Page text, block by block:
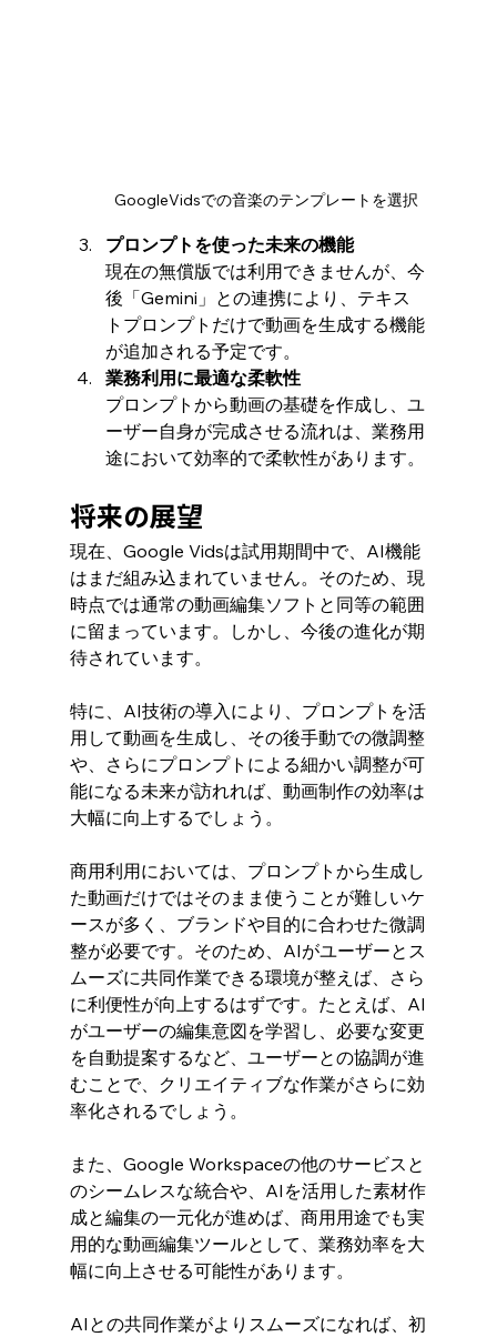
GoogleVidsでの音楽のテンプレートを選択
プロンプトを使った未来の機能
現在の無償版では利用できませんが、今
後「Gemini」との連携により、テキス
トプロンプトだけで動画を生成する機能
が追加される予定です。
業務利用に最適な柔軟性
プロンプトから動画の基礎を作成し、ユ
ーザー自身が完成させる流れは、業務用
途において効率的で柔軟性があります。
将来の展望
現在、Google Vidsは試用期間中で、AI機能
はまだ組み込まれていません。そのため、現
時点では通常の動画編集ソフトと同等の範囲
に留まっています。しかし、今後の進化が期
待されています。
特に、AI技術の導入により、プロンプトを活
用して動画を生成し、その後手動での微調整
や、さらにプロンプトによる細かい調整が可
能になる未来が訪れれば、動画制作の効率は
大幅に向上するでしょう。
商用利用においては、プロンプトから生成し
た動画だけではそのまま使うことが難しいケ
ースが多く、ブランドや目的に合わせた微調
整が必要です。そのため、AIがユーザーとス
ムーズに共同作業できる環境が整えば、さら
に利便性が向上するはずです。たとえば、AI
がユーザーの編集意図を学習し、必要な変更
を自動提案するなど、ユーザーとの協調が進
むことで、クリエイティブな作業がさらに効
率化されるでしょう。
また、Google Workspaceの他のサービスと
のシームレスな統合や、AIを活用した素材作
成と編集の一元化が進めば、商用用途でも実
用的な動画編集ツールとして、業務効率を大
幅に向上させる可能性があります。
AIとの共同作業がよりスムーズになれば、初